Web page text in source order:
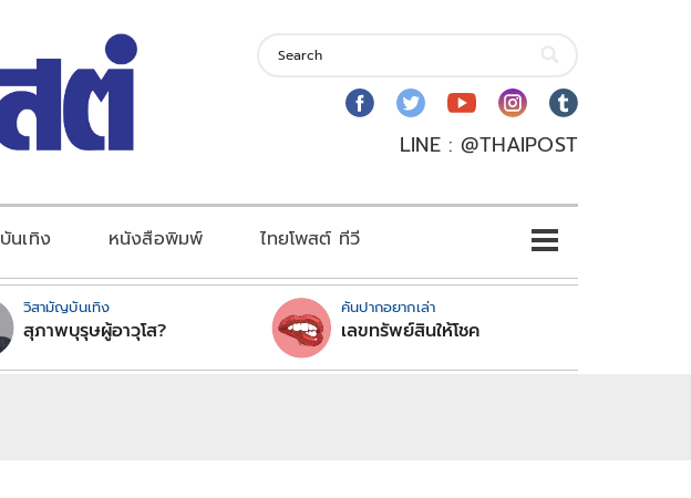
LINE : @THAIPOST
บันเทิง หนังสือพิมพ์ ไทยโพสต์ ทีวี
วิสามัญบันเทิง
สุภาพบุรุษผู้อาวุโส?
คันปากอยากเล่า
เลขทรัพย์สินให้โชค